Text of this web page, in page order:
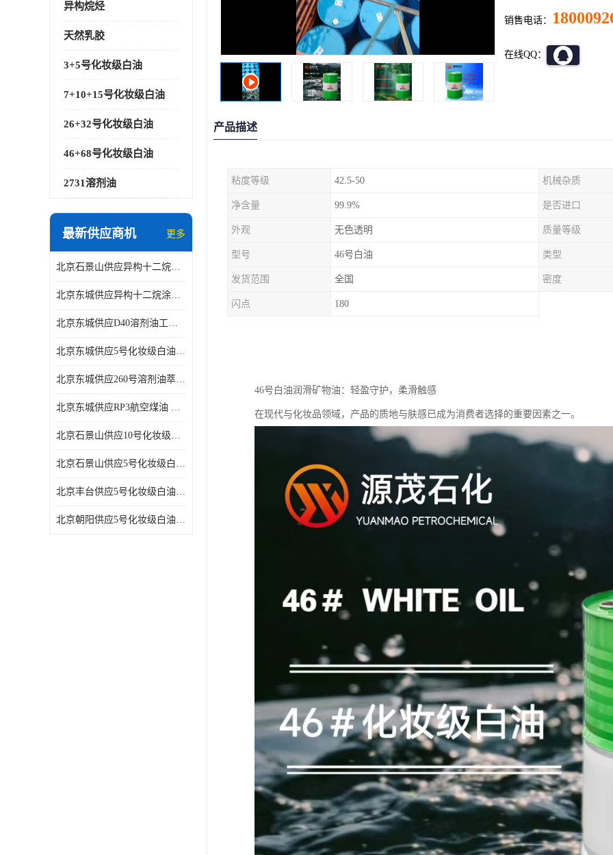
异构烷烃
天然乳胶
3+5号化妆级白油
7+10+15号化妆级白油
26+32号化妆级白油
46+68号化妆级白油
2731溶剂油
最新供应商机 更多
北京石景山供应异构十二烷香精助剂
北京东城供应异构十二烷涂料胶粘油墨稀释剂
北京东城供应D40溶剂油工业金属清洗
北京东城供应5号化妆级白油钻井液润滑剂
北京东城供应260号溶剂油萃取溶剂油金属萃取剂
北京东城供应RP3航空煤油 高含量国标工业级航空煤油燃料油 无色透明
北京石景山供应10号化妆级白油高精密机械润滑油
北京石景山供应5号化妆级白油缝纫机油 设备润滑油
北京丰台供应5号化妆级白油纤维与织物柔软光亮
北京朝阳供应5号化妆级白油纺织时的润滑剂
销售电话：
在线QQ：
产品描述
粘度等级 42.5-50 机械杂质
净含量 99.9% 是否进口
外观 无色透明 质量等级
型号 46号白油 类型
发货范围 全国 密度
闪点 180
46号白油润滑矿物油：轻盈守护，柔滑触感
在现代与化妆品领域，产品的质地与肤感已成为消费者选择的重要因素之一。